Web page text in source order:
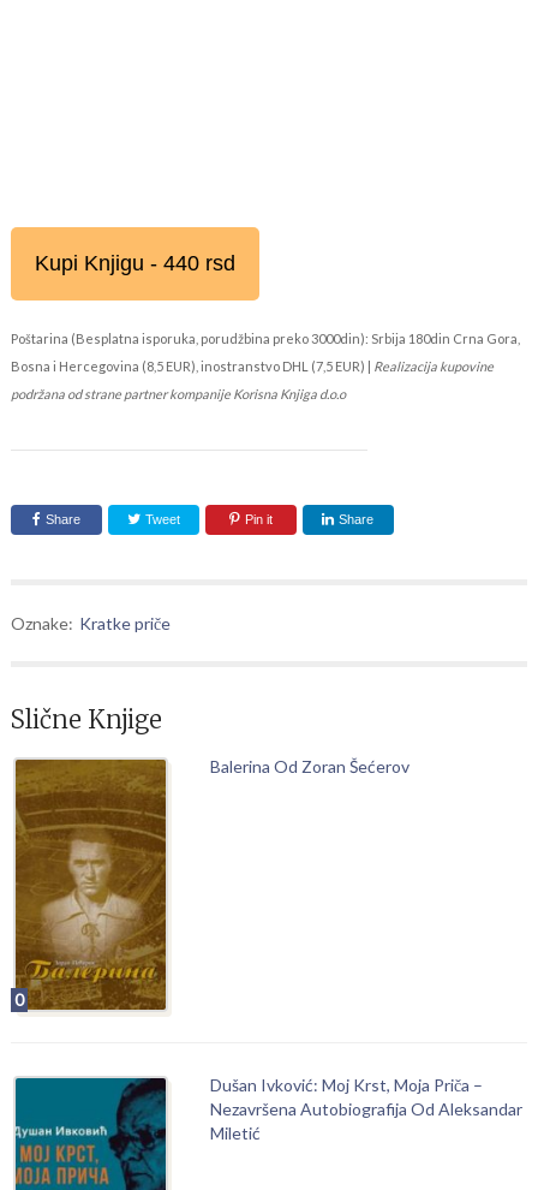
Kupi Knjigu - 440 rsd
Poštarina (Besplatna isporuka, porudžbina preko 3000din): Srbija 180din Crna Gora,
Bosna i Hercegovina (8,5 EUR), inostranstvo DHL (7,5 EUR) | Realizacija kupovine
podržana od strane partner kompanije Korisna Knjiga d.o.o
Share Tweet Pin it Share
Oznake: Kratke priče
Slične Knjige
0
Balerina Od Zoran Šećerov
Dušan Ivković: Moj Krst, Moja Priča –
Nezavršena Autobiografija Od Aleksandar
Miletić